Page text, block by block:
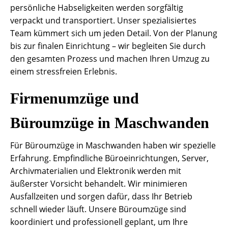
persönliche Habseligkeiten werden sorgfältig
verpackt und transportiert. Unser spezialisiertes
Team kümmert sich um jeden Detail. Von der Planung
bis zur finalen Einrichtung – wir begleiten Sie durch
den gesamten Prozess und machen Ihren Umzug zu
einem stressfreien Erlebnis.
Firmenumzüge und
Büroumzüge in Maschwanden
Für Büroumzüge in Maschwanden haben wir spezielle
Erfahrung. Empfindliche Büroeinrichtungen, Server,
Archivmaterialien und Elektronik werden mit
äußerster Vorsicht behandelt. Wir minimieren
Ausfallzeiten und sorgen dafür, dass Ihr Betrieb
schnell wieder läuft. Unsere Büroumzüge sind
koordiniert und professionell geplant, um Ihre